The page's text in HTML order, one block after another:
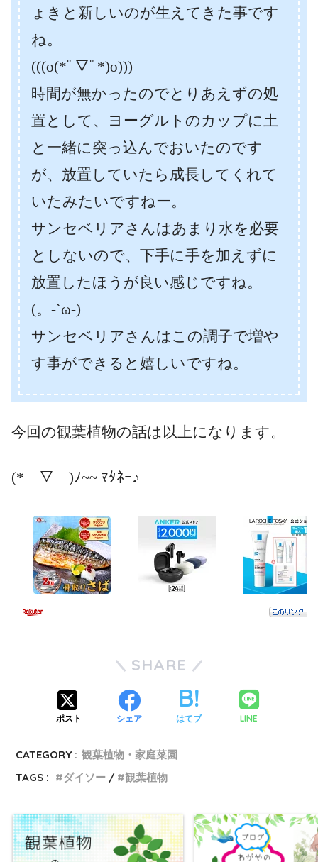
ょきと新しいのが生えてきた事です
ね。
(((o(*ﾟ▽ﾟ*)o)))
時間が無かったのでとりあえずの処
置として、ヨーグルトのカップに土
と一緒に突っ込んでおいたのです
が、放置していたら成長してくれて
いたみたいですねー。
サンセベリアさんはあまり水を必要
としないので、下手に手を加えずに
放置したほうが良い感じですね。
(。-`ω-)
サンセベリアさんはこの調子で増や
す事ができると嬉しいですね。
今回の観葉植物の話は以上になります。
(*￣▽￣)ﾉ~~ ﾏﾀﾈｰ♪
SHARE
ポスト シェア はてブ LINE
CATEGORY : 観葉植物・家庭菜園
TAGS :
ダイソー 観葉植物